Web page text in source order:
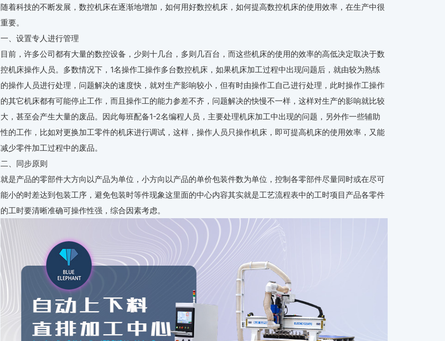
随着科技的不断发展，数控机床在逐渐地增加，如何用好数控机床，如何提高数控机床的使用效率，在生产中很
重要。
一、设置专人进行管理
目前，许多公司都有大量的数控设备，少则十几台，多则几百台，而这些机床的使用的效率的高低决定取决于数
控机床操作人员。多数情况下，1名操作工操作多台数控机床，如果机床加工过程中出现问题后，就由较为熟练
的操作人员进行处理，问题解决的速度快，就对生产影响较小，但有时由操作工自己进行处理，此时操作工操作
的其它机床都有可能停止工作，而且操作工的能力参差不齐，问题解决的快慢不一样，这样对生产的影响就比较
大，甚至会产生大量的废品。因此每班配备1-2名编程人员，主要处理机床加工中出现的问题，另外作一些辅助
性的工作，比如对更换加工零件的机床进行调试，这样，操作人员只操作机床，即可提高机床的使用效率，又能
减少零件加工过程中的废品。
二、同步原则
就是产品的零部件大方向以产品为单位，小方向以产品的单价包装件数为单位，控制各零部件尽量同时或在尽可
能小的时差达到包装工序，避免包装时等件现象这里面的中心内容其实就是工艺流程表中的工时项目产品各零件
的工时要清晰准确可操作性强，综合因素考虑。